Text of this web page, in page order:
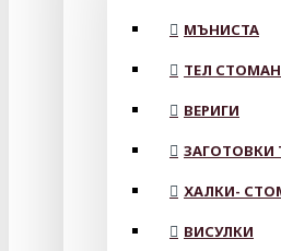
МЪНИСТА
ТЕЛ
ВЕРИГИ
ЗАГОТОВКИ
ХАЛКИ-
ВИСУЛКИ